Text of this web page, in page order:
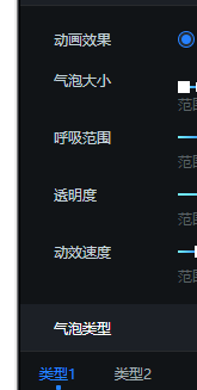
快速部署 Dify，高效搭建 AI
10 分钟在聊天系统中增加一